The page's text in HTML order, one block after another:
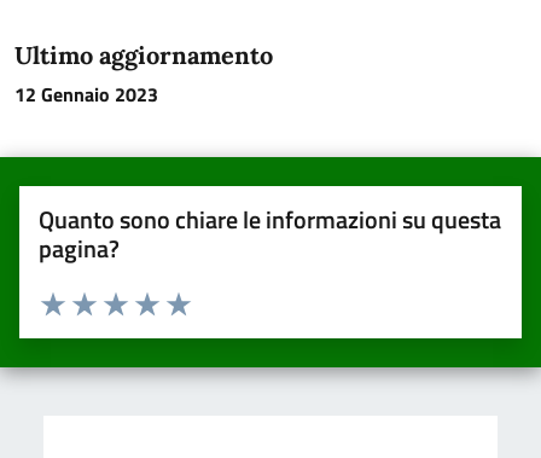
Ultimo aggiornamento
12 Gennaio 2023
Quanto sono chiare le informazioni su questa
pagina?
Valuta da 1 a 5 stelle la pagina
Valuta 5 stelle su 5
Valuta 4 stelle su 5
Valuta 3 stelle su 5
Valuta 2 stelle su 5
Valuta una stella su 5